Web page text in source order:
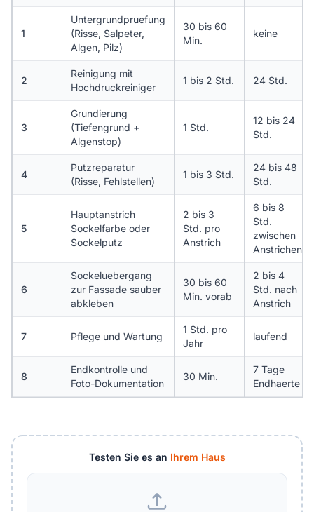
1
Untergrundpruefung
(Risse, Salpeter,
Algen, Pilz)
30 bis 60
Min.
keine
2
Reinigung mit
Hochdruckreiniger
1 bis 2 Std. 24 Std.
3
Grundierung
(Tiefengrund +
Algenstop)
1 Std.
12 bis 24
Std.
4
Putzreparatur
(Risse, Fehlstellen)
1 bis 3 Std.
24 bis 48
Std.
5
Hauptanstrich
Sockelfarbe oder
Sockelputz
2 bis 3
Std. pro
Anstrich
6 bis 8
Std.
zwischen
Anstrichen
6
Sockeluebergang
zur Fassade sauber
abkleben
30 bis 60
Min. vorab
2 bis 4
Std. nach
Anstrich
7 Pflege und Wartung
1 Std. pro
Jahr
laufend
8
Endkontrolle und
Foto-Dokumentation
30 Min.
7 Tage
Endhaerte
Testen Sie es an Ihrem Haus